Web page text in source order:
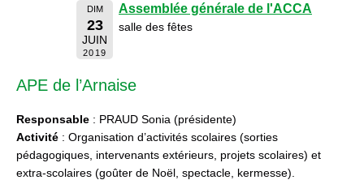
DIM
23
JUIN
2019
Assemblée générale de l'ACCA
salle des fêtes
APE de l’Arnaise
Responsable : PRAUD Sonia (présidente)
Activité : Organisation d’activités scolaires (sorties
pédagogiques, intervenants extérieurs, projets scolaires) et
extra-scolaires (goûter de Noël, spectacle, kermesse).